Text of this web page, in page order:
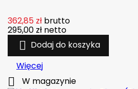
362,85 zł brutto
295,00 zł netto
 Dodaj do koszyka
Więcej
 W magazynie